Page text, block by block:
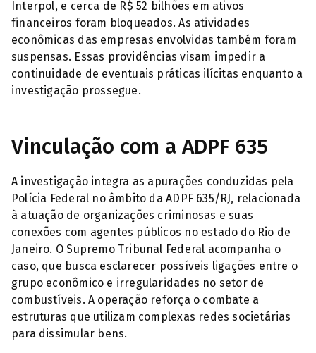
Interpol, e cerca de R$ 52 bilhões em ativos
financeiros foram bloqueados. As atividades
econômicas das empresas envolvidas também foram
suspensas. Essas providências visam impedir a
continuidade de eventuais práticas ilícitas enquanto a
investigação prossegue.
Vinculação com a ADPF 635
A investigação integra as apurações conduzidas pela
Polícia Federal no âmbito da ADPF 635/RJ, relacionada
à atuação de organizações criminosas e suas
conexões com agentes públicos no estado do Rio de
Janeiro. O Supremo Tribunal Federal acompanha o
caso, que busca esclarecer possíveis ligações entre o
grupo econômico e irregularidades no setor de
combustíveis. A operação reforça o combate a
estruturas que utilizam complexas redes societárias
para dissimular bens.